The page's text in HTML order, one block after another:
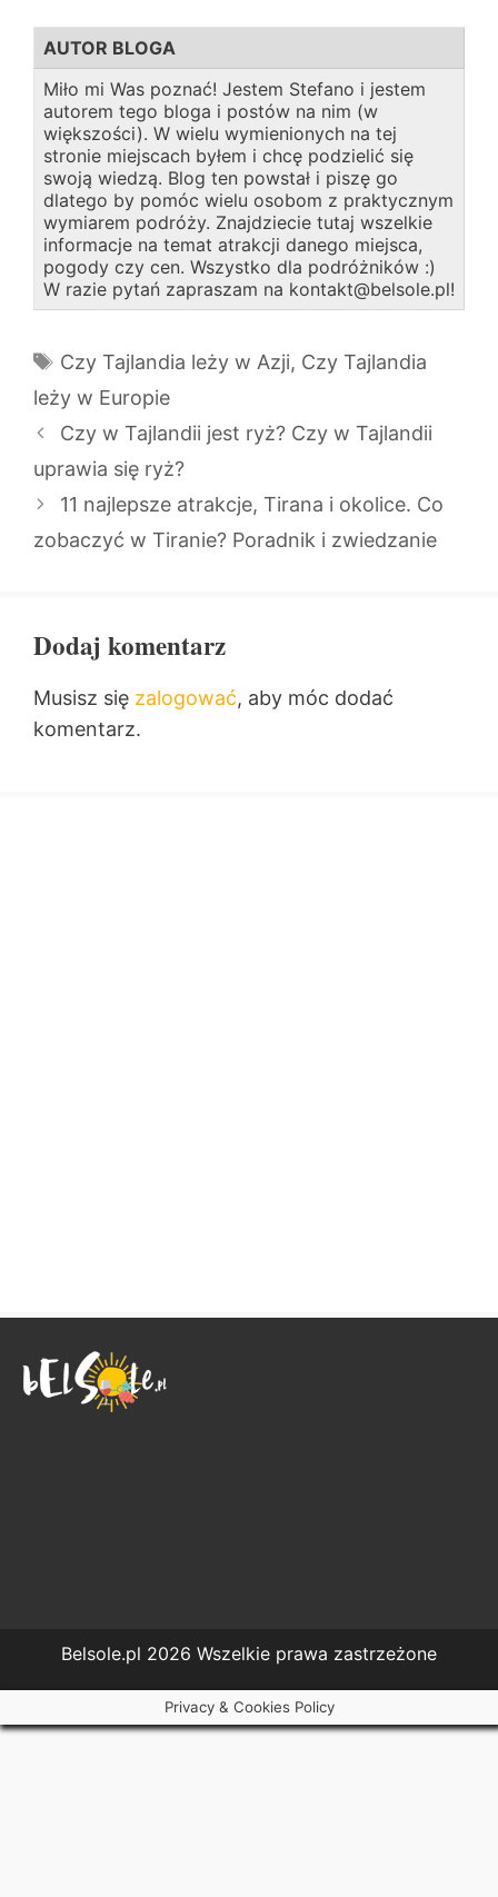
AUTOR BLOGA
Miło mi Was poznać! Jestem Stefano i jestem
autorem tego bloga i postów na nim (w
większości). W wielu wymienionych na tej
stronie miejscach byłem i chcę podzielić się
swoją wiedzą. Blog ten powstał i piszę go
dlatego by pomóc wielu osobom z praktycznym
wymiarem podróży. Znajdziecie tutaj wszelkie
informacje na temat atrakcji danego miejsca,
pogody czy cen. Wszystko dla podróżników :)
W razie pytań zapraszam na kontakt@belsole.pl!
Tagi
Czy Tajlandia leży w Azji, Czy Tajlandia
leży w Europie
Czy w Tajlandii jest ryż? Czy w Tajlandii
uprawia się ryż?
11 najlepsze atrakcje, Tirana i okolice. Co
zobaczyć w Tiranie? Poradnik i zwiedzanie
Dodaj komentarz
Musisz się zalogować, aby móc dodać
komentarz.
Belsole.pl 2026 Wszelkie prawa zastrzeżone
Privacy & Cookies Policy